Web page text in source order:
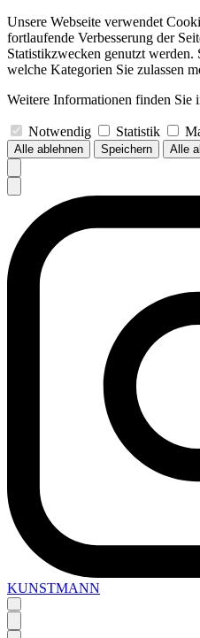
Unsere Webseite verwendet
fortlaufende Verbesserung der
Statistikzwecken genutzt werden.
welche Kategorien Sie zulassen
Weitere Informationen finden Sie
Notwendig Statistik
Alle ablehnen Speichern Alle
KUNSTMANN